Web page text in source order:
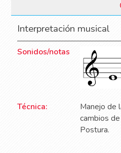
Interpretación musical
Sonidos/notas
Técnica:
Manejo de
cambios
Postura.